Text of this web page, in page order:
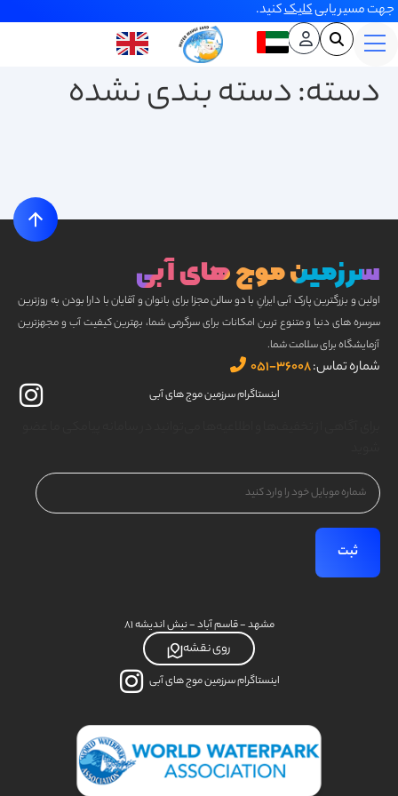
جهت مسیر یابیکلیککنید.
دسته:دسته بندی نشده
سرزمین موج های آبی
اولین و بزرگترین پارک آبی ایرانِ با دو سالن مجزا برای بانوان و آقایان با دارا بودن به روزترین
سرسره های دنیا و متنوع ترین امکانات برای سرگرمی شما، بهترین کیفیت آب و مجهزترین
آزمایشگاه برای سلامت شما.
شماره تماس:
اینستاگرام سرزمین موج های آبی
شماره
موبایل
(Required)
اینستاگرام سرزمین موج های آبی
روی نقشه
مشهد - قاسم آباد - نبش اندیشه ۸۱